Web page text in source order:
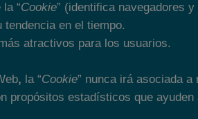
“Cookie” (identifica navegadores
en el tiempo.
atractivos para los usuarios.
, la “Cookie” nunca irá asociada
propósitos estadísticos que